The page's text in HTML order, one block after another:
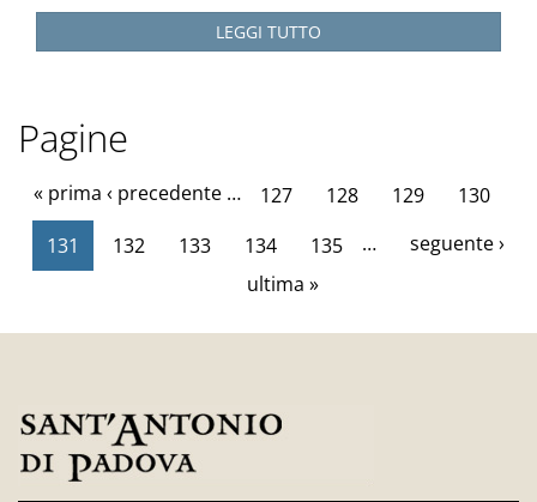
LEGGI TUTTO
Pagine
« prima ‹ precedente … 127 128 129
130
131
132 133 134 135 …
seguente ›
ultima »